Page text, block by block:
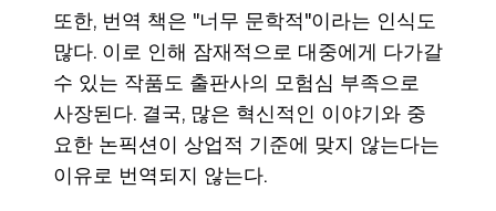
또한, 번역 책은 "너무 문학적"이라는 인식도
많다. 이로 인해 잠재적으로 대중에게 다가갈
수 있는 작품도 출판사의 모험심 부족으로
사장된다. 결국, 많은 혁신적인 이야기와 중
요한 논픽션이 상업적 기준에 맞지 않는다는
이유로 번역되지 않는다.